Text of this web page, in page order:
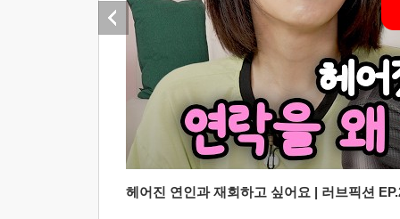
헤어진 연인과 재회하고 싶어요 | 러브픽션